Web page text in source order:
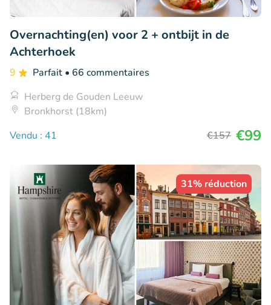
Overnachting(en) voor 2 + ontbijt in de
Achterhoek
9 Parfait • 66 commentaires
Herberg de Gouden Leeuw
Bronkhorst (18km)
Vendu : 41
€157 €99
31% réduction